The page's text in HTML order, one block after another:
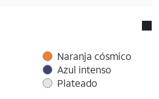
Naranja cósmico
Azul intenso
Plateado